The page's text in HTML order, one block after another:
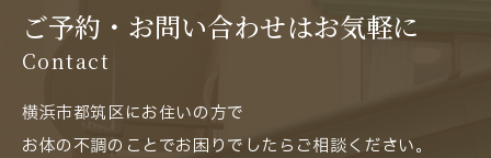
ご予約・お問い合わせはお気軽に
Contact
横浜市都筑区にお住いの方で
お体の不調のことでお困りでしたらご相談ください。